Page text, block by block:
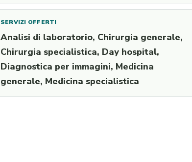
SERVIZI OFFERTI
Analisi di laboratorio, Chirurgia generale,
Chirurgia specialistica, Day hospital,
Diagnostica per immagini, Medicina
generale, Medicina specialistica